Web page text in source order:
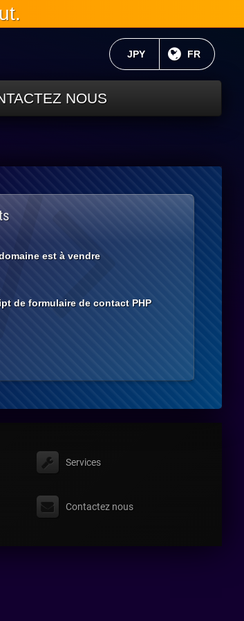
LANGUE
FR
MONNAIE ACTUELLE:
JPY
NOUS
est à vendre
de formulaire de contact PHP
Services
Contactez nous